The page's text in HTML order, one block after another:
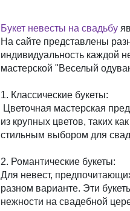
Букет невесты на свадьбу
На сайте представлены
индивидуальность каждой
мастерской "Веселый
1. Классические букеты:
Цветочная мастерская
из крупных цветов, таких
стильным выбором для
2. Романтические букеты:
Для невест,
разном варианте. Эти
нежности на свадебной